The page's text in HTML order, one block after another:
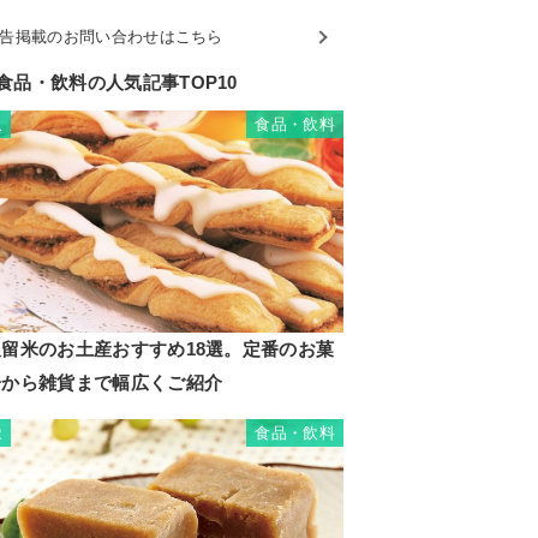
掲載のお問い合わせはこちら
品・飲料の人気記事TOP10
食品・飲料
米のお土産おすすめ18選。定番のお菓
ら雑貨まで幅広くご紹介
食品・飲料